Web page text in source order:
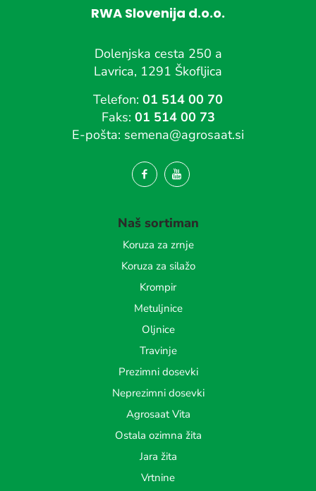
RWA Slovenija d.o.o.
Dolenjska cesta 250 a
Lavrica, 1291 Škofljica
Telefon: 01 514 00 70
Faks: 01 514 00 73
E-pošta: semena@agrosaat.si
Naš sortiman
Koruza za zrnje
Koruza za silažo
Krompir
Metuljnice
Oljnice
Travinje
Prezimni dosevki
Neprezimni dosevki
Agrosaat Vita
Ostala ozimna žita
Jara žita
Vrtnine